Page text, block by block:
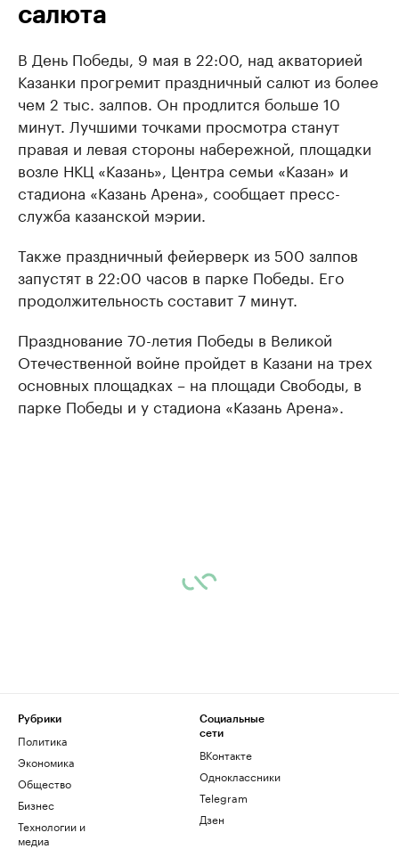
салюта
В День Победы, 9 мая в 22:00, над акваторией
Казанки прогремит праздничный салют из более
чем 2 тыс. залпов. Он продлится больше 10
минут. Лучшими точками просмотра станут
правая и левая стороны набережной, площадки
возле НКЦ «Казань», Центра семьи «Казан» и
стадиона «Казань Арена», сообщает пресс-
служба казанской мэрии.
Также праздничный фейерверк из 500 залпов
запустят в 22:00 часов в парке Победы. Его
продолжительность составит 7 минут.
Празднование 70-летия Победы в Великой
Отечественной войне пройдет в Казани на трех
основных площадках – на площади Свободы, в
парке Победы и у стадиона «Казань Арена».
Рубрики
Политика
Экономика
Общество
Бизнес
Технологии и
медиа
Социальные
сети
ВКонтакте
Одноклассники
Telegram
Дзен